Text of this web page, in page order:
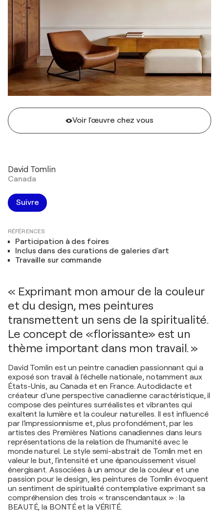
Voir l'œuvre chez vous
David Tomlin
Canada
Suivre
RÉFÉRENCES
Participation à des foires
Inclus dans des curations de galeries d'art
Travaille sur commande
« Exprimant mon amour de la couleur
et du design, mes peintures
transmettent un sens de la spiritualité.
Le concept de «florissante» est un
thème important dans mon travail. »
David Tomlin est un peintre canadien passionnant qui a
exposé son travail à l'échelle nationale, notamment aux
États-Unis, au Canada et en France. Autodidacte et
créateur d'une perspective canadienne caractéristique, il
compose des peintures surréalistes et vibrantes qui
exaltent la lumière et la couleur naturelles. Il est influencé
par l'impressionnisme et, plus profondément, par les
artistes des Premières Nations canadiennes dans leurs
représentations de la relation de l'humanité avec le
monde naturel. Le style semi-abstrait de Tomlin met en
valeur le but, l'intensité et une épanouissement visuel
énergisant. Associées à un amour de la couleur et une
passion pour le design, les peintures de Tomlin évoquent
un sentiment de spiritualité contemplative exprimant sa
compréhension des trois « transcendantaux » : la
BEAUTÉ, la BONTÉ et la VÉRITÉ.